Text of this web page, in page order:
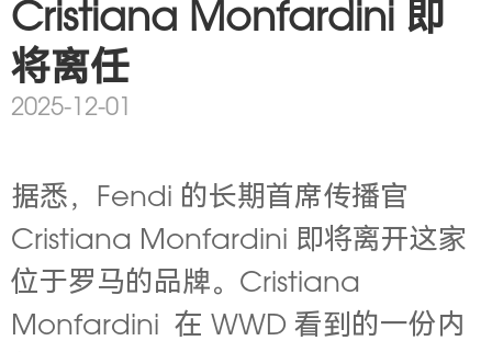
Cristiana Monfardini 即
将离任
2025-12-01
据悉，Fendi 的长期首席传播官
Cristiana Monfardini 即将离开这家
位于罗马的品牌。Cristiana
Monfardini 在 WWD 看到的一份内